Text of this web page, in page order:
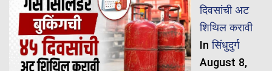
दिवसांची अट
शिथिल करावी
Inसिंधुदुर्ग
August 8,